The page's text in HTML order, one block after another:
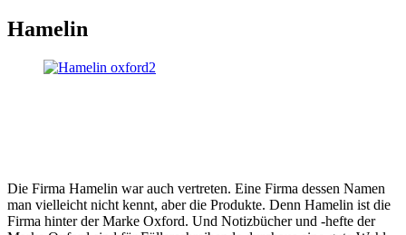
Hamelin
hatte ich die Produkte übrigens bereitshier im Blog .
Auf der Messe wurde dann auch noch das Colibri-System zum
Einbinden von Büchern vorgestellt. Und zwar nicht einfach fertige